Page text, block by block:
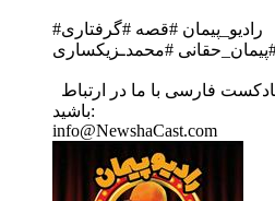
#رادیو_پیمان #قصه #گرفتاری
باشید:
info@NewshaCast.com